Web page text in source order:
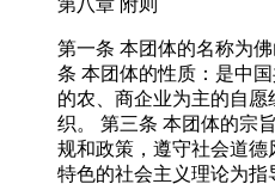
第八章 附则
第一条 本团体的名称为
条 本团体的性质：是中
的农、商企业为主的自愿
织。 第三条 本团体的宗
规和政策，遵守社会道德
特色的社会主义理论为